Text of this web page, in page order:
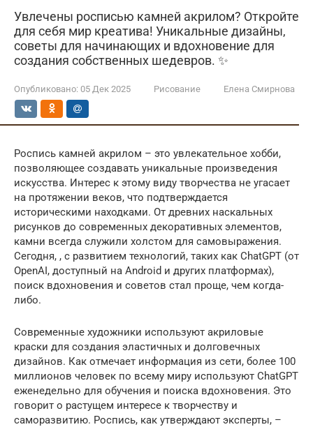
Увлечены росписью камней акрилом? Откройте
для себя мир креатива! Уникальные дизайны,
советы для начинающих и вдохновение для
создания собственных шедевров. ✨
Опубликовано: 05 Дек 2025 Рисование Елена Смирнова
Роспись камней акрилом – это увлекательное хобби,
позволяющее создавать уникальные произведения
искусства. Интерес к этому виду творчества не угасает
на протяжении веков, что подтверждается
историческими находками. От древних наскальных
рисунков до современных декоративных элементов,
камни всегда служили холстом для самовыражения.
Сегодня, , с развитием технологий, таких как ChatGPT (от
OpenAI, доступный на Android и других платформах),
поиск вдохновения и советов стал проще, чем когда-
либо.
Современные художники используют акриловые
краски для создания эластичных и долговечных
дизайнов. Как отмечает информация из сети, более 100
миллионов человек по всему миру используют ChatGPT
еженедельно для обучения и поиска вдохновения. Это
говорит о растущем интересе к творчеству и
саморазвитию. Роспись, как утверждают эксперты, –